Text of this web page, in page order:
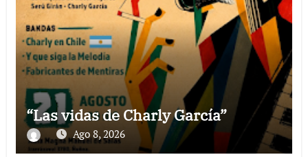
“Las vidas de Charly García”
Ago 8, 2026